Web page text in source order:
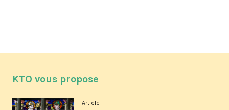
KTO vous propose
Article